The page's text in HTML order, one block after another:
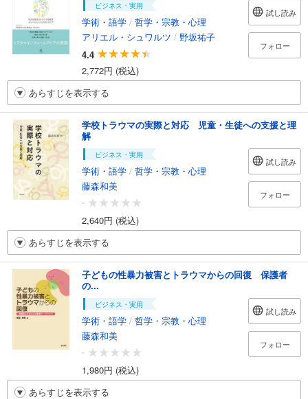
ビジネス・実用
学術・語学 / 哲学・宗教・心理
アリエル・シュワルツ / 野坂祐子
4.4
2,772円 (税込)
試し読み
フォロー
あらすじを表示する
学校トラウマの実際と対応 児童・生徒への支援と理
解
ビジネス・実用
学術・語学 / 哲学・宗教・心理
藤森和美
-
2,640円 (税込)
試し読み
フォロー
あらすじを表示する
子どもの性暴力被害とトラウマからの回復 保護者
の...
ビジネス・実用
学術・語学 / 哲学・宗教・心理
藤森和美
-
1,980円 (税込)
試し読み
フォロー
あらすじを表示する